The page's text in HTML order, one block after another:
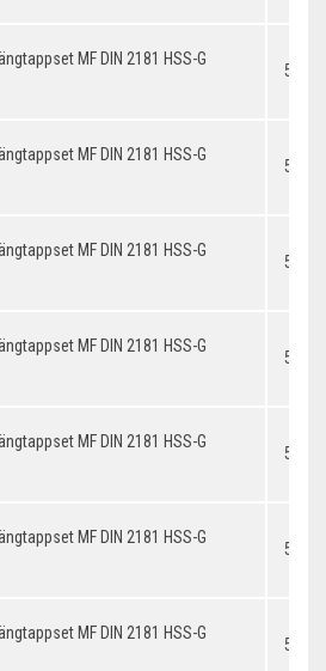
MF DIN 2181 HSS-G
MF DIN 2181 HSS-G
MF DIN 2181 HSS-G
MF DIN 2181 HSS-G
MF DIN 2181 HSS-G
MF DIN 2181 HSS-G
MF DIN 2181 HSS-G